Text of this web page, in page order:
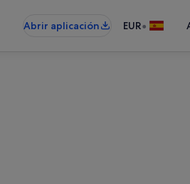
Abrir aplicación
EUR•